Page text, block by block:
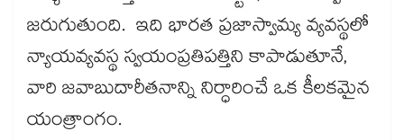
జరుగుతుంది. ఇది భారత ప్రజాస్వామ్య వ్యవస్థలో
న్యాయవ్యవస్థ స్వయంప్రతిపత్తిని కాపాడుతూనే,
వారి జవాబుదారీతనాన్ని నిర్ధారించే ఒక కీలకమైన
యంత్రాంగం.